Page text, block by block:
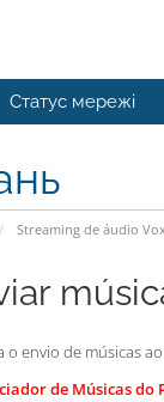
Статус мережі
Streaming de áudio
o envio de músicas
de Músicas do